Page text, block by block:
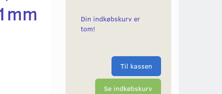
Din indkøbskurv er
tom!
Til kassen
Se indkøbskurv